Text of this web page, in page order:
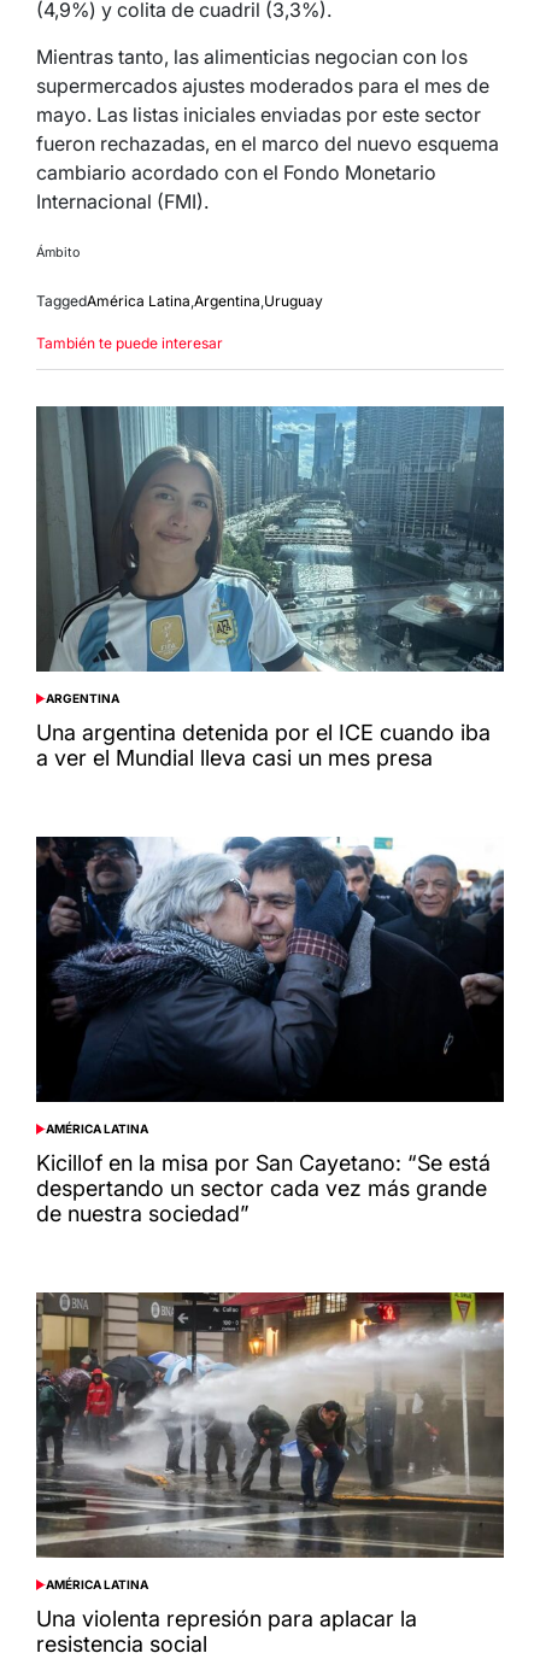
(4,9%) y colita de cuadril (3,3%).
Mientras tanto, las alimenticias negocian con los
supermercados ajustes moderados para el mes de
mayo. Las listas iniciales enviadas por este sector
fueron rechazadas, en el marco del nuevo esquema
cambiario acordado con el Fondo Monetario
Internacional (FMI).
Ámbito
TaggedAmérica Latina,Argentina,Uruguay
También te puede interesar
POSTED
IN
ARGENTINA
Una argentina detenida por el ICE cuando iba
a ver el Mundial lleva casi un mes presa
POSTED
IN
AMÉRICA LATINA
Kicillof en la misa por San Cayetano: “Se está
despertando un sector cada vez más grande
de nuestra sociedad”
POSTED
IN
AMÉRICA LATINA
Una violenta represión para aplacar la
resistencia social